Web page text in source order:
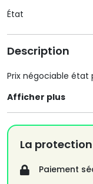
État
Description
Prix négociable état
Afficher plus
La
Paiement